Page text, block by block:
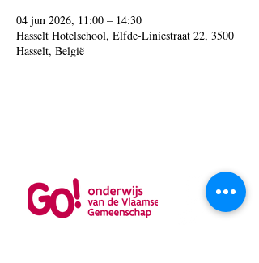
04 jun 2026, 11:00 – 14:30
Hasselt Hotelschool, Elfde-Liniestraat 22, 3500
Hasselt, België